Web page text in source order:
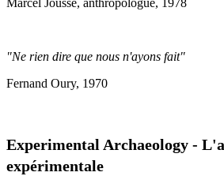
Marcel Jousse, anthropologue, 1978
"Ne rien dire que nous n'ayons fait"
Fernand Oury, 1970
Experimental Archaeology -
expérimentale